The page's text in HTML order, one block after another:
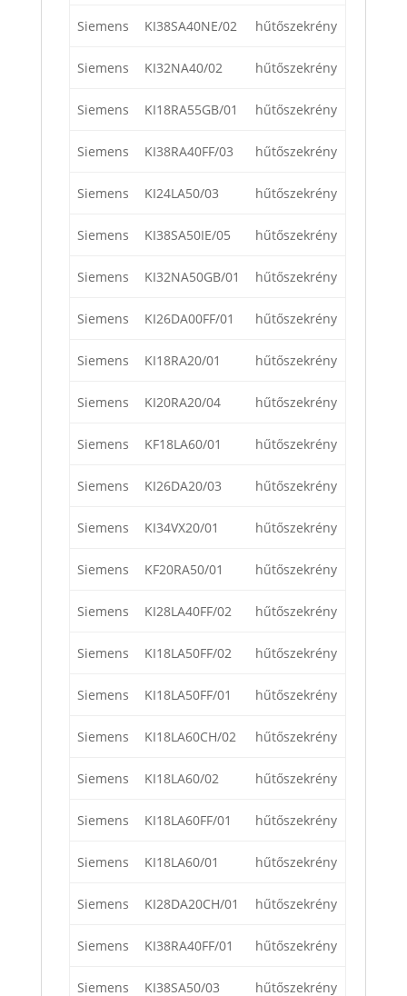
Siemens KI38SA40NE/02 hűtőszekrény
Siemens KI32NA40/02 hűtőszekrény
Siemens KI18RA55GB/01 hűtőszekrény
Siemens KI38RA40FF/03 hűtőszekrény
Siemens KI24LA50/03 hűtőszekrény
Siemens KI38SA50IE/05 hűtőszekrény
Siemens KI32NA50GB/01 hűtőszekrény
Siemens KI26DA00FF/01 hűtőszekrény
Siemens KI18RA20/01 hűtőszekrény
Siemens KI20RA20/04 hűtőszekrény
Siemens KF18LA60/01 hűtőszekrény
Siemens KI26DA20/03 hűtőszekrény
Siemens KI34VX20/01 hűtőszekrény
Siemens KF20RA50/01 hűtőszekrény
Siemens KI28LA40FF/02 hűtőszekrény
Siemens KI18LA50FF/02 hűtőszekrény
Siemens KI18LA50FF/01 hűtőszekrény
Siemens KI18LA60CH/02 hűtőszekrény
Siemens KI18LA60/02 hűtőszekrény
Siemens KI18LA60FF/01 hűtőszekrény
Siemens KI18LA60/01 hűtőszekrény
Siemens KI28DA20CH/01 hűtőszekrény
Siemens KI38RA40FF/01 hűtőszekrény
Siemens KI38SA50/03 hűtőszekrény